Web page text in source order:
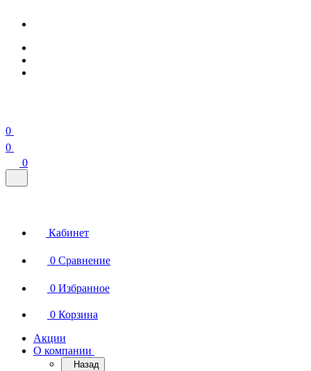
0
0
0
Кабинет
0 Сравнение
0 Избранное
0 Корзина
Акции
О компании
Назад